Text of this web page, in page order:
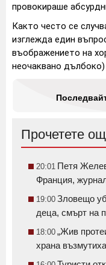
провокираше
Както често се
изглежда един
въображението на
неочаквано
Прочетете
20:01 Петя
Франция,
19:00 Зловещо
деца, смърт на
18:00 „Жив
храна